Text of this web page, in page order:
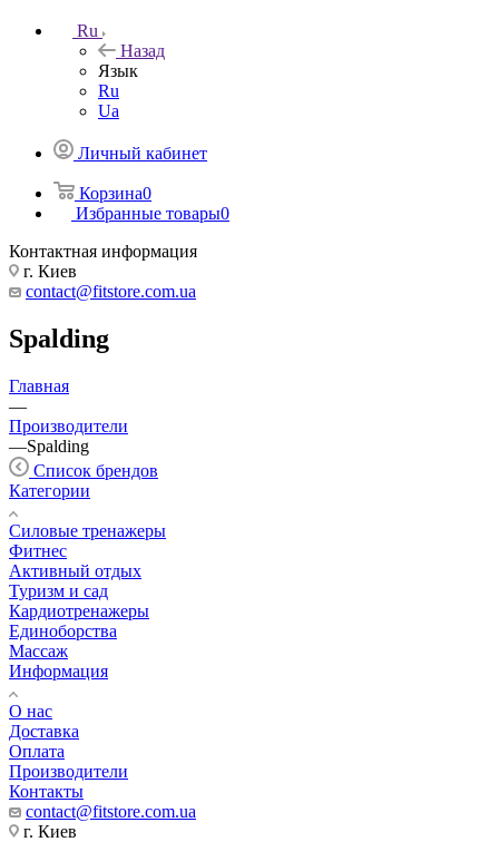
Ru
Назад
Язык
Ru
Ua
Личный кабинет
Корзина0
Избранные товары0
Контактная информация
г. Киев
contact@fitstore.com.ua
Spalding
Главная
—
Производители
—Spalding
Список брендов
Категории
Силовые тренажеры
Фитнес
Активный отдых
Туризм и сад
Кардиотренажеры
Единоборства
Массаж
Информация
О нас
Доставка
Оплата
Производители
Контакты
contact@fitstore.com.ua
г. Киев